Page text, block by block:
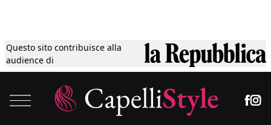
Questo sito contribuisce alla
audience di
Tagli
Colori